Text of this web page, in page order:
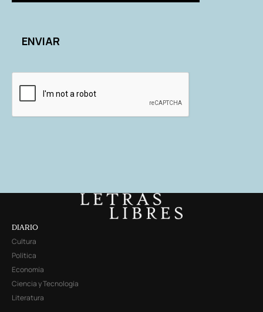
DIARIO
Cultura
Política
Economía
Ciencia y Tecnología
Literatura